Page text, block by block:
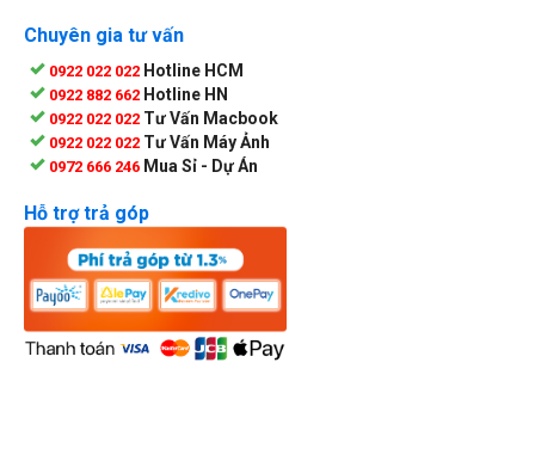
Chuyên gia tư vấn
0922 022 022 Hotline HCM
0922 882 662 Hotline HN
0922 022 022 Tư Vấn Macbook
0922 022 022 Tư Vấn Máy Ảnh
0972 666 246 Mua Sỉ - Dự Án
Hỗ trợ trả góp